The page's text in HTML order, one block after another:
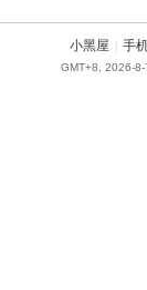
小黑屋 手
GMT+8, 2026-